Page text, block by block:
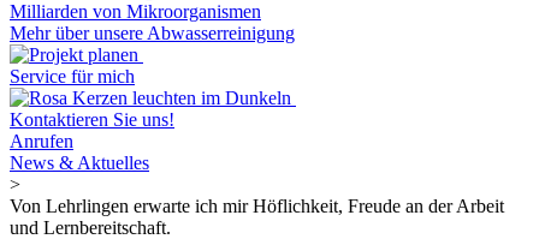
Milliarden von Mikroorganismen
Mehr über unsere Abwasserreinigung
Service für mich
Kontaktieren Sie uns!
Anrufen
News & Aktuelles
>
Von Lehrlingen erwarte ich mir Höflichkeit, Freude an der Arbeit
und Lernbereitschaft.